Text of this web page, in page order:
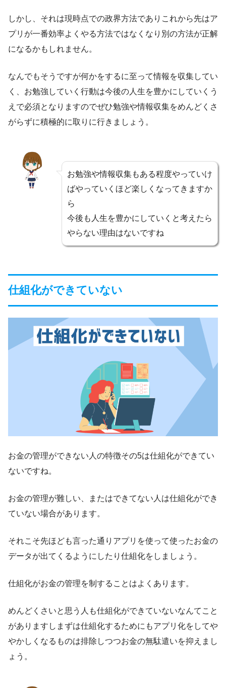
しかし、それは現時点での政界方法でありこれから先はア
プリが一番効率よくやる方法ではなくなり別の方法が正解
になるかもしれません。
なんでもそうですが何かをするに至って情報を収集してい
く、お勉強していく行動は今後の人生を豊かにしていくう
えで必須となりますのでぜひ勉強や情報収集をめんどくさ
がらずに積極的に取りに行きましょう。
お勉強や情報収集もある程度やっていけ
ばやっていくほど楽しくなってきますか
ら
今後も人生を豊かにしていくと考えたら
やらない理由はないですね
仕組化ができていない
お金の管理ができない人の特徴その5は仕組化ができてい
ないですね。
お金の管理が難しい、またはできてない人は仕組化ができ
ていない場合があります。
それこそ先ほども言った通りアプリを使って使ったお金の
データが出てくるようにしたり仕組化をしましょう。
仕組化がお金の管理を制することはよくあります。
めんどくさいと思う人も仕組化ができていないなんてこと
がありますしまずは仕組化するためにもアプリ化をしてや
やかしくなるものは排除しつつお金の無駄遣いを抑えまし
ょう。